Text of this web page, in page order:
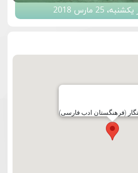
مارس 2018
(فرهنگستان ادب فارسی)